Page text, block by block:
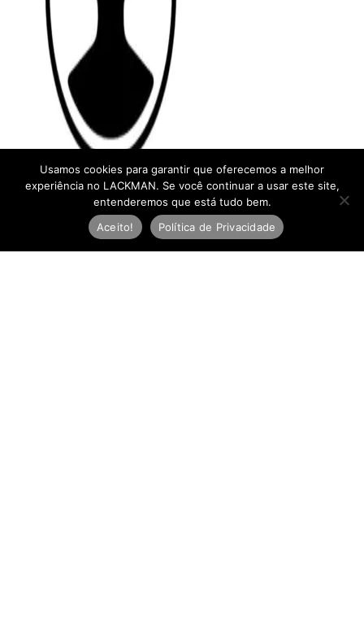
Usamos cookies para garantir que oferecemos a melhor
experiência no LACKMAN. Se você continuar a usar este site,
entenderemos que está tudo bem.
Aceito!
Política de Privacidade